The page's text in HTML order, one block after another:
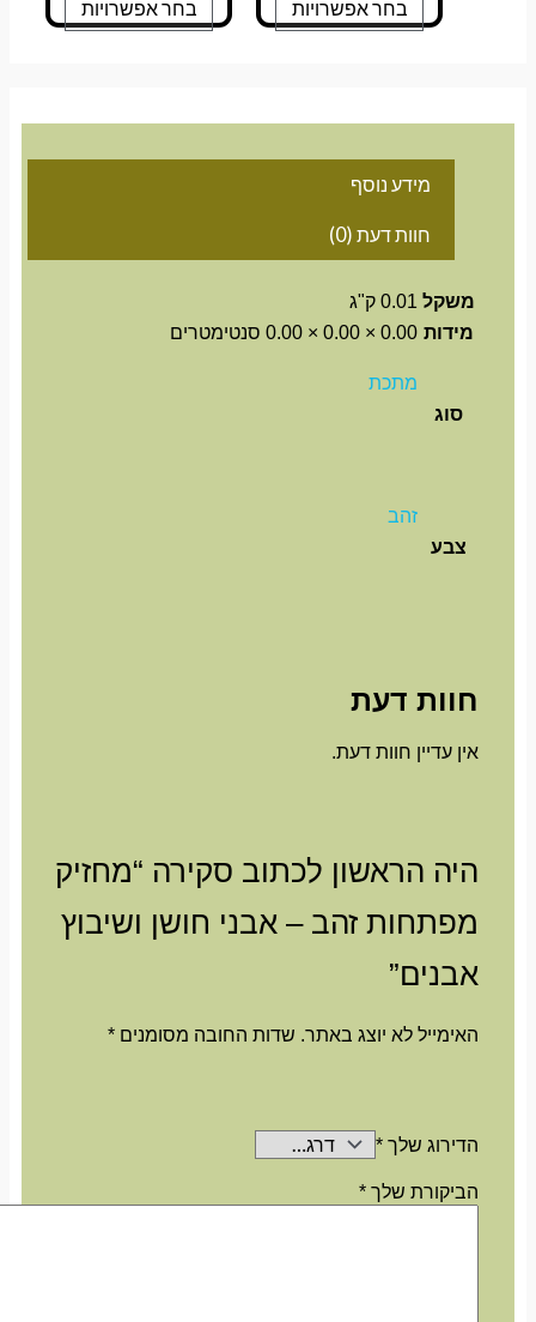
בחר אפשרויות בחר אפשרויות
מידע נוסף
חוות דעת (0)
משקל 0.01 ק"ג
מידות 0.00 × 0.00 × 0.00 סנטימטרים
סוג
מתכת
צבע
זהב
חוות דעת
אין עדיין חוות דעת.
היה הראשון לכתוב סקירה “מחזיק
מפתחות זהב – אבני חושן ושיבוץ
אבנים”
האימייל לא יוצג באתר. שדות החובה מסומנים*
הדירוג שלך*
הביקורת שלך*